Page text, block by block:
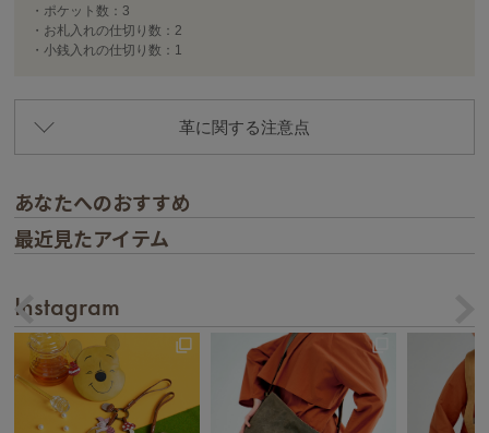
・ポケット数：3
・お札入れの仕切り数：2
・小銭入れの仕切り数：1
革に関する注意点
あなたへのおすすめ
最近見たアイテム
Instagram